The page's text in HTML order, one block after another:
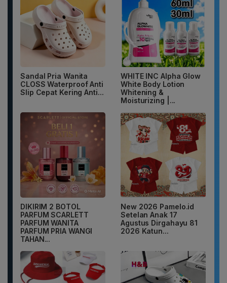
Sandal Pria Wanita
CLOSS Waterproof Anti
Slip Cepat Kering Anti...
WHITE INC Alpha Glow
White Body Lotion
Whitening &
Moisturizing |...
DIKIRIM 2 BOTOL
PARFUM SCARLETT
PARFUM WANITA
PARFUM PRIA WANGI
TAHAN...
New 2026 Pamelo.id
Setelan Anak 17
Agustus Dirgahayu 81
2026 Katun...